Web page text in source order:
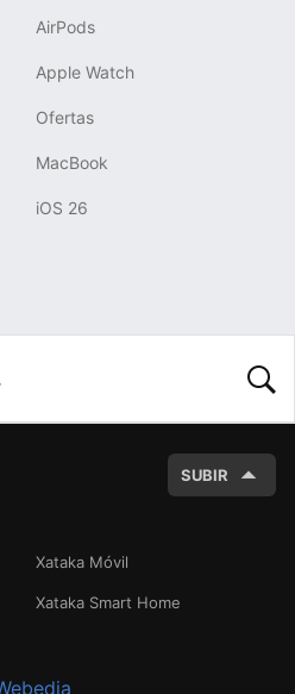
AirPods
Apple Watch
Ofertas
MacBook
iOS 26
SUBIR
Xataka Móvil
Xataka Smart Home